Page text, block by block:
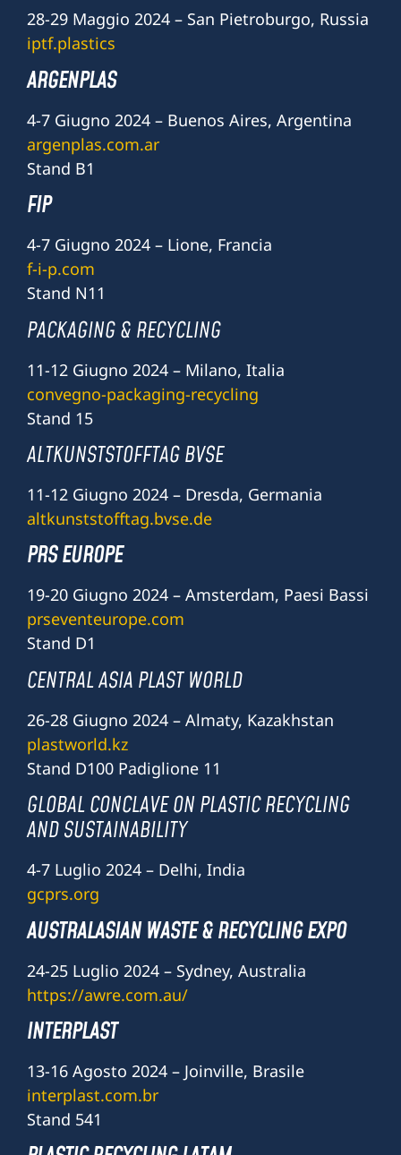
28-29 Maggio 2024 – San Pietroburgo, Russia
iptf.plastics
ARGENPLAS
4-7 Giugno 2024 – Buenos Aires, Argentina
argenplas.com.ar
Stand B1
FIP
4-7 Giugno 2024 – Lione, Francia
f-i-p.com
Stand N11
PACKAGING & RECYCLING
11-12 Giugno 2024 – Milano, Italia
convegno-packaging-recycling
Stand 15
ALTKUNSTSTOFFTAG BVSE
11-12 Giugno 2024 – Dresda, Germania
altkunststofftag.bvse.de
PRS EUROPE
19-20 Giugno 2024 – Amsterdam, Paesi Bassi
prseventeurope.com
Stand D1
CENTRAL ASIA PLAST WORLD
26-28 Giugno 2024 – Almaty, Kazakhstan
plastworld.kz
Stand D100 Padiglione 11
GLOBAL CONCLAVE ON PLASTIC RECYCLING
AND SUSTAINABILITY
4-7 Luglio 2024 – Delhi, India
gcprs.org
AUSTRALASIAN WASTE & RECYCLING EXPO
24-25 Luglio 2024 – Sydney, Australia
https://awre.com.au/
INTERPLAST
13-16 Agosto 2024 – Joinville, Brasile
interplast.com.br
Stand 541